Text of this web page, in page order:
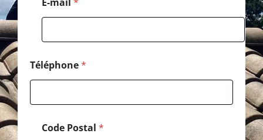
Téléphone*
Code Postal *